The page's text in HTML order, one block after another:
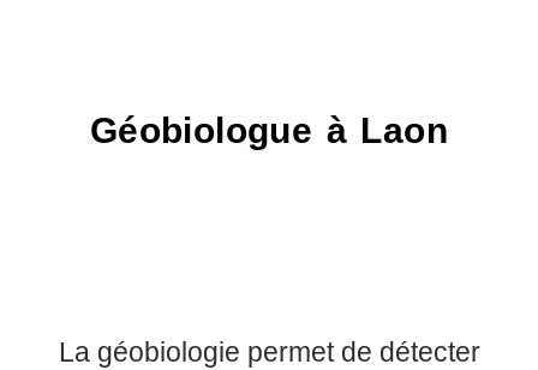
Géobiologue à Laon
La géobiologie permet de détecter